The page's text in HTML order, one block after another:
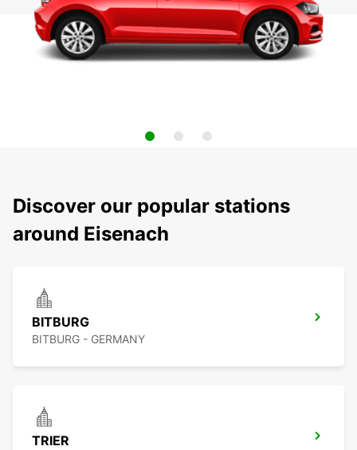
Discover our popular stations
around Eisenach
BITBURG
BITBURG - GERMANY
TRIER